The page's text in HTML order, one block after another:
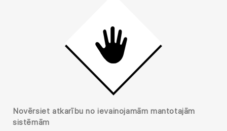
Novērsiet atkarību no ievainojamām mantotajām
sistēmām